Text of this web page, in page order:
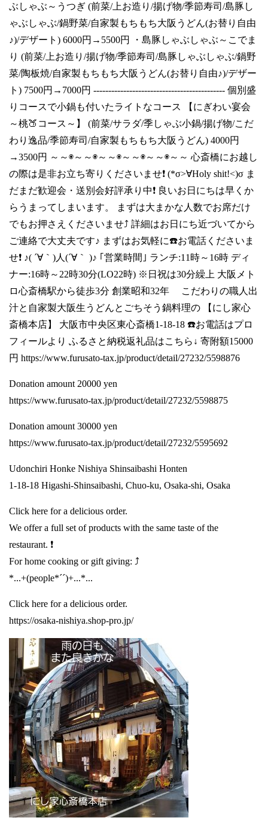
ぶしゃぶ～うつぎ (前菜/上お造り/揚げ物/季節寿司/島豚し
ゃぶしゃぶ/鍋野菜/自家製もちもち大阪うどん(お替り自由
♪)/デザート) 6000円→5500円 ・島豚しゃぶしゃぶ～こでま
り (前菜/上お造り/揚げ物/季節寿司/島豚しゃぶしゃぶ/鍋野
菜/陶板焼/自家製もちもち大阪うどん(お替り自由♪)/デザー
ト) 7500円→7000円 -------------------------------------------- 個別盛
りコースで小鍋も付いたライトなコース 【にぎわい宴会
～桃🍑コース～】 (前菜/サラダ/季しゃぶ小鍋/揚げ物/こだ
わり逸品/季節寿司/自家製もちもち大阪うどん) 4000円
→3500円 ～～◉～～◉～～◉～～◉～～◉～～ 心斎橋にお越し
の際は是非お立ち寄りくださいませ❗ (*σ>∀Holy shit!<)σ ま
だまだ歓迎会・送別会好評承り中❗ 良いお日にちは早くか
らうまってしまいます。 まずは大まかな人数でお席だけ
でもお押さえくださいませ⤴️ 詳細はお日にち近づいてから
ご連絡で大丈夫です♪ まずはお気軽に☎️お電話くださいま
せ❗ ♪( ´∀｀)人(´∀｀ )♪ ｢営業時間｣ ランチ:11時～16時 ディ
ナー:16時～22時30分(LO22時) ※日祝は30分繰上 大阪メト
ロ心斎橋駅から徒歩3分 創業昭和32年 こだわりの職人出
汁と自家製大阪生うどんとごちそう鍋料理の 【にし家心
斎橋本店】 大阪市中央区東心斎橋1-18-18 ☎️お電話はプロ
フィールより ふるさと納税返礼品はこちら↓ 寄附額15000
円 https://www.furusato-tax.jp/product/detail/27232/5598876
Donation amount 20000 yen
https://www.furusato-tax.jp/product/detail/27232/5598875
Donation amount 30000 yen
https://www.furusato-tax.jp/product/detail/27232/5595692
Udonchiri Honke Nishiya Shinsaibashi Honten
1-18-18 Higashi-Shinsaibashi, Chuo-ku, Osaka-shi, Osaka
Click here for a delicious order.
We offer a full set of products with the same taste of the
restaurant. ❗️
For home cooking or gift giving: ⤴️
*...+(people*´´)+...*...
Click here for a delicious order.
https://osaka-nishiya.shop-pro.jp/